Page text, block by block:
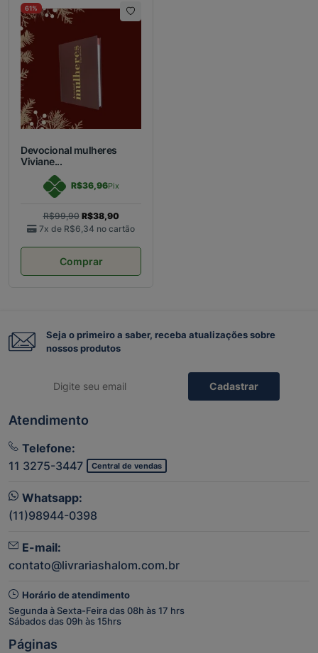
61%
Devocional mulheres
Viviane...
R$36,96Pix
R$99,90 R$38,90
7x de R$6,34 no cartão
Comprar
Seja o primeiro a saber, receba atualizações sobre
nossos produtos
Cadastrar
Atendimento
Telefone:
11 3275-3447
Central de vendas
Whatsapp:
(11)98944-0398
E-mail:
contato@livrariashalom.com.br
Horário de atendimento
Segunda à Sexta-Feira das 08h às 17 hrs
Sábados das 09h às 15hrs
Páginas